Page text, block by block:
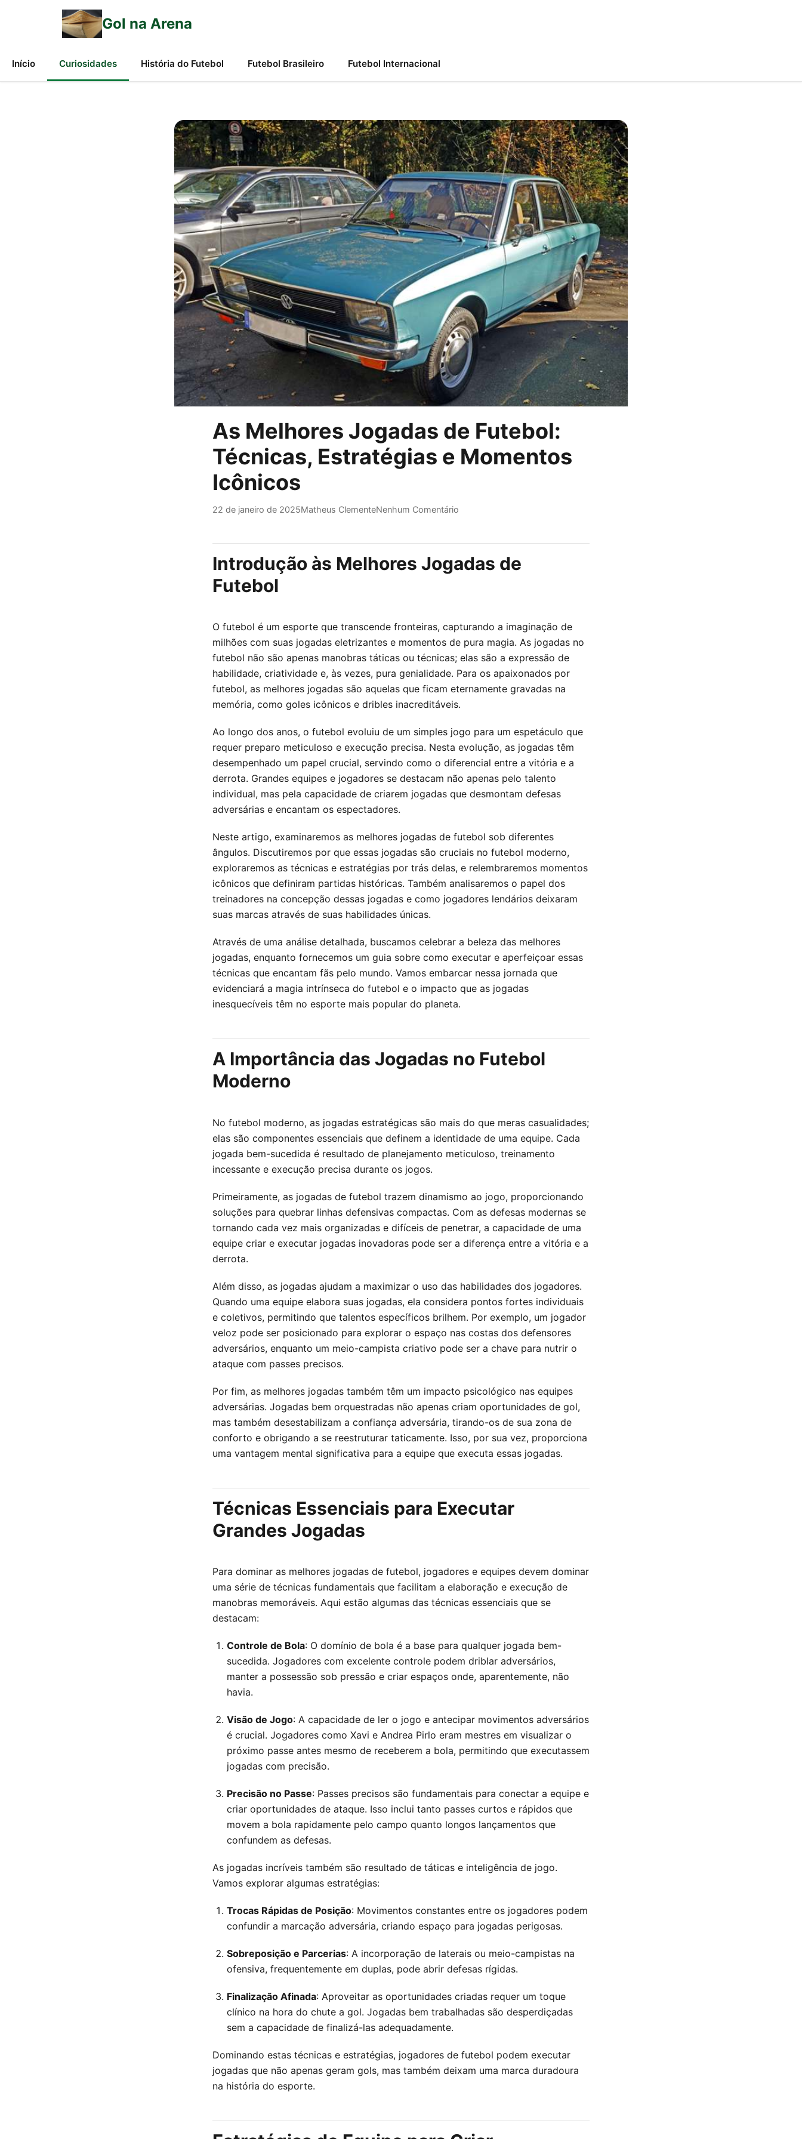
Gol na Arena
Início Curiosidades História do Futebol Futebol Brasileiro Futebol Internacional
As Melhores Jogadas de Futebol:
Técnicas, Estratégias e Momentos
Icônicos
22 de janeiro de 2025Matheus ClementeNenhum Comentário
Introdução às Melhores Jogadas de
Futebol
O futebol é um esporte que transcende fronteiras, capturando a imaginação de
milhões com suas jogadas eletrizantes e momentos de pura magia. As jogadas no
futebol não são apenas manobras táticas ou técnicas; elas são a expressão de
habilidade, criatividade e, às vezes, pura genialidade. Para os apaixonados por
futebol, as melhores jogadas são aquelas que ficam eternamente gravadas na
memória, como goles icônicos e dribles inacreditáveis.
Ao longo dos anos, o futebol evoluiu de um simples jogo para um espetáculo que
requer preparo meticuloso e execução precisa. Nesta evolução, as jogadas têm
desempenhado um papel crucial, servindo como o diferencial entre a vitória e a
derrota. Grandes equipes e jogadores se destacam não apenas pelo talento
individual, mas pela capacidade de criarem jogadas que desmontam defesas
adversárias e encantam os espectadores.
Neste artigo, examinaremos as melhores jogadas de futebol sob diferentes
ângulos. Discutiremos por que essas jogadas são cruciais no futebol moderno,
exploraremos as técnicas e estratégias por trás delas, e relembraremos momentos
icônicos que definiram partidas históricas. Também analisaremos o papel dos
treinadores na concepção dessas jogadas e como jogadores lendários deixaram
suas marcas através de suas habilidades únicas.
Através de uma análise detalhada, buscamos celebrar a beleza das melhores
jogadas, enquanto fornecemos um guia sobre como executar e aperfeiçoar essas
técnicas que encantam fãs pelo mundo. Vamos embarcar nessa jornada que
evidenciará a magia intrínseca do futebol e o impacto que as jogadas
inesquecíveis têm no esporte mais popular do planeta.
A Importância das Jogadas no Futebol
Moderno
No futebol moderno, as jogadas estratégicas são mais do que meras casualidades;
elas são componentes essenciais que definem a identidade de uma equipe. Cada
jogada bem-sucedida é resultado de planejamento meticuloso, treinamento
incessante e execução precisa durante os jogos.
Primeiramente, as jogadas de futebol trazem dinamismo ao jogo, proporcionando
soluções para quebrar linhas defensivas compactas. Com as defesas modernas se
tornando cada vez mais organizadas e difíceis de penetrar, a capacidade de uma
equipe criar e executar jogadas inovadoras pode ser a diferença entre a vitória e a
derrota.
Além disso, as jogadas ajudam a maximizar o uso das habilidades dos jogadores.
Quando uma equipe elabora suas jogadas, ela considera pontos fortes individuais
e coletivos, permitindo que talentos específicos brilhem. Por exemplo, um jogador
veloz pode ser posicionado para explorar o espaço nas costas dos defensores
adversários, enquanto um meio-campista criativo pode ser a chave para nutrir o
ataque com passes precisos.
Por fim, as melhores jogadas também têm um impacto psicológico nas equipes
adversárias. Jogadas bem orquestradas não apenas criam oportunidades de gol,
mas também desestabilizam a confiança adversária, tirando-os de sua zona de
conforto e obrigando a se reestruturar taticamente. Isso, por sua vez, proporciona
uma vantagem mental significativa para a equipe que executa essas jogadas.
Técnicas Essenciais para Executar
Grandes Jogadas
Para dominar as melhores jogadas de futebol, jogadores e equipes devem dominar
uma série de técnicas fundamentais que facilitam a elaboração e execução de
manobras memoráveis. Aqui estão algumas das técnicas essenciais que se
destacam:
Controle de Bola: O domínio de bola é a base para qualquer jogada bem-
sucedida. Jogadores com excelente controle podem driblar adversários,
manter a possessão sob pressão e criar espaços onde, aparentemente, não
havia.
Visão de Jogo: A capacidade de ler o jogo e antecipar movimentos adversários
é crucial. Jogadores como Xavi e Andrea Pirlo eram mestres em visualizar o
próximo passe antes mesmo de receberem a bola, permitindo que executassem
jogadas com precisão.
Precisão no Passe: Passes precisos são fundamentais para conectar a equipe e
criar oportunidades de ataque. Isso inclui tanto passes curtos e rápidos que
movem a bola rapidamente pelo campo quanto longos lançamentos que
confundem as defesas.
As jogadas incríveis também são resultado de táticas e inteligência de jogo.
Vamos explorar algumas estratégias:
Trocas Rápidas de Posição: Movimentos constantes entre os jogadores podem
confundir a marcação adversária, criando espaço para jogadas perigosas.
Sobreposição e Parcerias: A incorporação de laterais ou meio-campistas na
ofensiva, frequentemente em duplas, pode abrir defesas rígidas.
Finalização Afinada: Aproveitar as oportunidades criadas requer um toque
clínico na hora do chute a gol. Jogadas bem trabalhadas são desperdiçadas
sem a capacidade de finalizá-las adequadamente.
Dominando estas técnicas e estratégias, jogadores de futebol podem executar
jogadas que não apenas geram gols, mas também deixam uma marca duradoura
na história do esporte.